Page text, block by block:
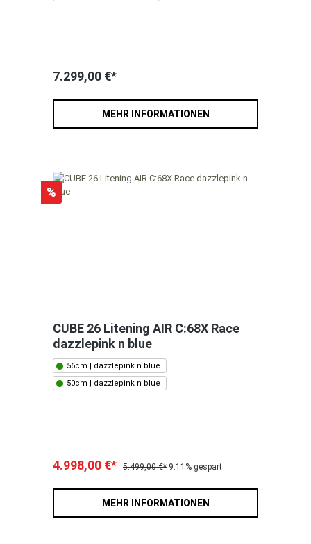
7.299,00 €*
MEHR INFORMATIONEN
%
CUBE 26 Litening AIR C:68X Race
dazzlepink n blue
56cm | dazzlepink n blue
50cm | dazzlepink n blue
4.998,00 €* 5.499,00 €* 9.11% gespart
MEHR INFORMATIONEN